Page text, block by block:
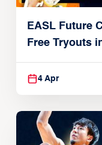
EASL Future
Free Tryouts
Players
4 Apr